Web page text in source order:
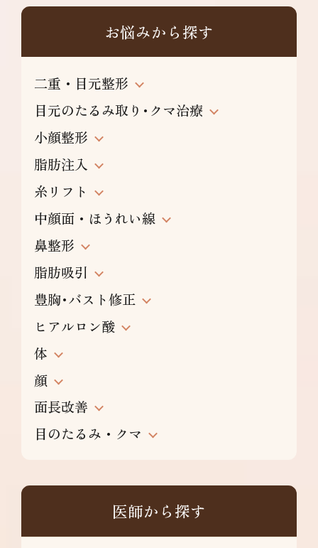
お悩みから探す
二重・目元整形
目元のたるみ取り･クマ治療
小顔整形
脂肪注入
糸リフト
中顔面・ほうれい線
鼻整形
脂肪吸引
豊胸･バスト修正
ヒアルロン酸
体
顔
面長改善
目のたるみ・クマ
医師から探す